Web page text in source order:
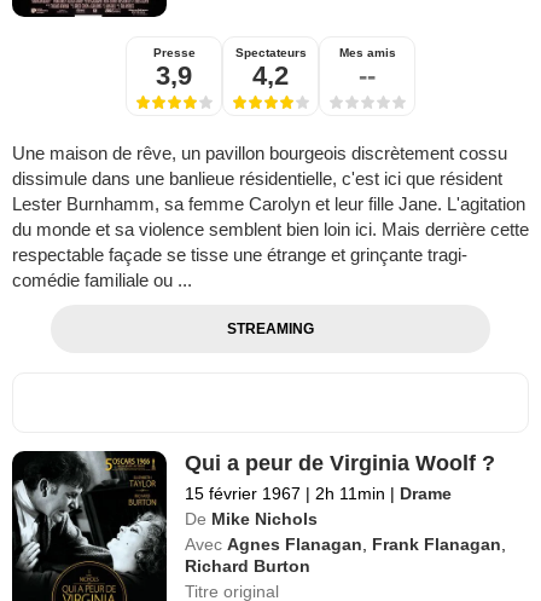
Presse
3,9
Spectateurs
4,2
Mes amis
--
Une maison de rêve, un pavillon bourgeois discrètement cossu
dissimule dans une banlieue résidentielle, c'est ici que résident
Lester Burnhamm, sa femme Carolyn et leur fille Jane. L'agitation
du monde et sa violence semblent bien loin ici. Mais derrière cette
respectable façade se tisse une étrange et grinçante tragi-
comédie familiale ou ...
STREAMING
Qui a peur de Virginia Woolf ?
15 février 1967 | 2h 11min | Drame
De Mike Nichols
Avec Agnes Flanagan Frank Flanagan
Richard Burton
Titre original